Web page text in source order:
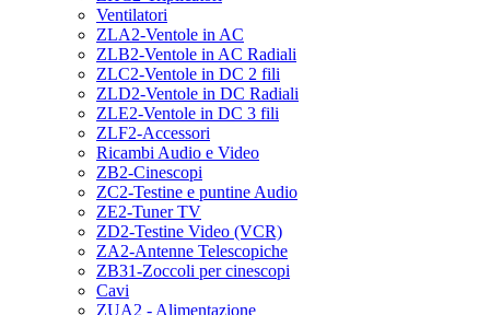
Ventilatori
ZLA2-Ventole in AC
ZLB2-Ventole in AC Radiali
ZLC2-Ventole in DC 2 fili
ZLD2-Ventole in DC Radiali
ZLE2-Ventole in DC 3 fili
ZLF2-Accessori
Ricambi Audio e Video
ZB2-Cinescopi
ZC2-Testine e puntine Audio
ZE2-Tuner TV
ZD2-Testine Video (VCR)
ZA2-Antenne Telescopiche
ZB31-Zoccoli per cinescopi
Cavi
ZUA2 - Alimentazione